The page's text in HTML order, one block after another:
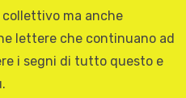
ma anche
lettere che continuano ad
i segni di tutto questo e